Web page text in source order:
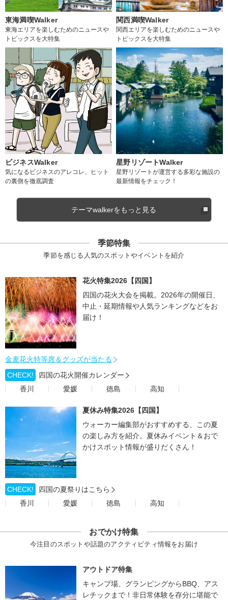
東海満喫Walker
東海エリアを楽しむためのニュースや
トピックスを大特集
関西満喫Walker
関西エリアを楽しむためのニュースや
トピックスを大特集
ビジネスWalker
気になるビジネスのアレコレ、ヒット
の裏側を徹底調査
星野リゾートWalker
星野リゾートが運営する多彩な施設の
最新情報をチェック！
テーマwalkerをもっと見る
季節特集
季節を感じる人気のスポットやイベントを紹介
花火特集2026【四国】
四国の花火大会を掲載。2026年の開催日、
中止・延期情報や人気ランキングなどをお
届け！
金麦花火特等席＆グッズが当たる
CHECK!
四国の花火開催カレンダー
香川
愛媛 徳島 高知
夏休み特集2026【四国】
ウォーカー編集部がおすすめする、この夏
の楽しみ方を紹介。夏休みイベント＆おで
かけスポット情報が盛りだくさん！
CHECK!
四国の夏祭りはこちら
香川
愛媛 徳島 高知
おでかけ特集
今注目のスポットや話題のアクティビティ情報をお届け
アウトドア特集
キャンプ場、グランピングからBBQ、アス
レチックまで！非日常体験を存分に堪能で